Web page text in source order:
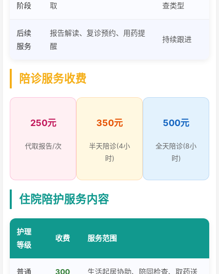
阶段
取
查类型
后续
服务
报告解读、复诊预约、用药提
醒
持续跟进
陪诊服务收费
250元
代取报告/次
350元
半天陪诊(4小
时)
500元
全天陪诊(8小
时)
住院陪护服务内容
护理
等级
收费 服务范围
普通 300 生活起居协助、陪同检查、取药送